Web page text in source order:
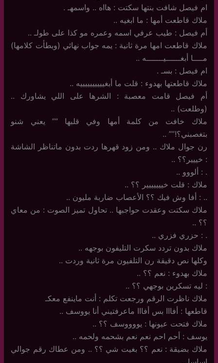
ام فيصل شافت بنتها سكتت : هااه .. واسمهـ .
ملاك قاطعت أمها : ما ابغيه ..
أم فيصل : طيب عرفي اسمه وعمره مو كذا على طولـ ..
ملاك قاطعت امها مرة ثانية : يمه جواب نهائي (وبطأت كلامها)
مــــا أبغــــــيـــــــه ..
ام فيصل : بسـ .
ملاك قاطعتها بهدوء : قلت ما أبغييييييييييه ..
أم فيصل قامت معصبة : الشرها على اللي يشاورك ..
(وطلعت) ..
ملاك خافت من كلمة أمها وفي قلبها “” يعني شنو
بتغصبني؟!”” ..
رن جوال ملاك .. ومن زود قهرها ردت بدون ماتناظر الشاشة
: خييير؟؟ ..
. : ألووو ..
ملاك : قلت خييييييير ؟؟ ..
.. : أفا وش فيك ؟؟ الأعصاب ضاربة مليون ..
ملاك سكتت وعقدت حواجبها .. تحاول تميز الصوت : من معاي
؟؟ ..
. : حزري فزري ..
ملاك بدون تردد سكرت التليفون بوجهه ..
وكلها نص دقيقة رن التلفيون مرة ثانية وردت ..
ملاك بهدوء : نعم ؟؟ ..
: ليه تسكرين بوجهي ؟؟ ..
ملاك ناظرت الرقم ورجعت تكلم : أنت ماينفع معكـ
قاطعها : أفااا بس أفااا ماعرفتيني أنا يووسف ..
ملاك فتحت عيونها : يووووسف ؟؟ ..
يوسف : أحم احم نعم نعم بشحمه ولحمه ..
ملاك بضيقة : نعم ؟؟ بغيت شي ؟؟ .. ومن عطاك رقم جوالي